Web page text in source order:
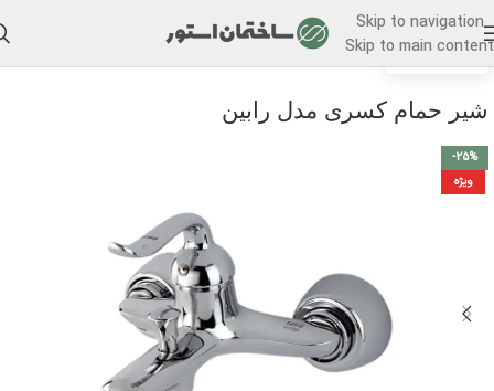
Skip to navigation
Skip to main content
خانه/شیر حمام
شیر حمام کسری مدل رابین
-25%
ویژه